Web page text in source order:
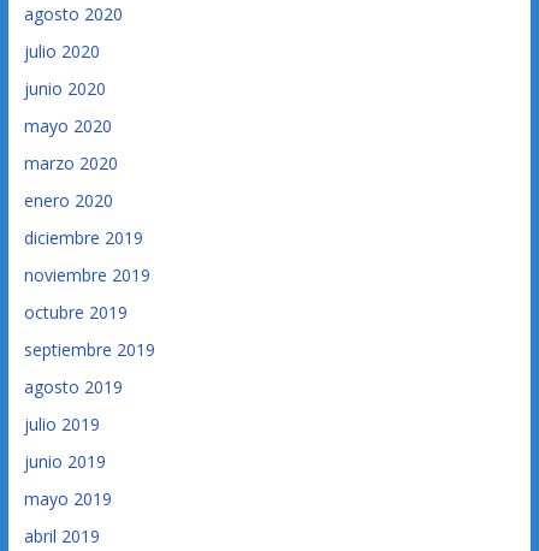
agosto 2020
julio 2020
junio 2020
mayo 2020
marzo 2020
enero 2020
diciembre 2019
noviembre 2019
octubre 2019
septiembre 2019
agosto 2019
julio 2019
junio 2019
mayo 2019
abril 2019